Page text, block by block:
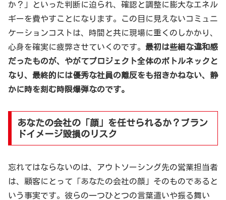
か？」といった判断に迫られ、確認と調整に膨大なエネル
ギーを費やすことになります。この目に見えないコミュニ
ケーションコストは、時間と共に現場に重くのしかかり、
心身を確実に疲弊させていくのです。 最初は些細な違和感
だったものが、やがてプロジェクト全体のボトルネックと
なり、最終的には優秀な社員の離反をも招きかねない、静
かに時を刻む時限爆弾なのです。
あなたの会社の「顔」を任せられるか？ブラン
ドイメージ毀損のリスク
忘れてはならないのは、アウトソーシング先の営業担当者
は、顧客にとって「あなたの会社の顔」そのものであると
いう事実です。彼らの一つひとつの言葉遣いや振る舞い